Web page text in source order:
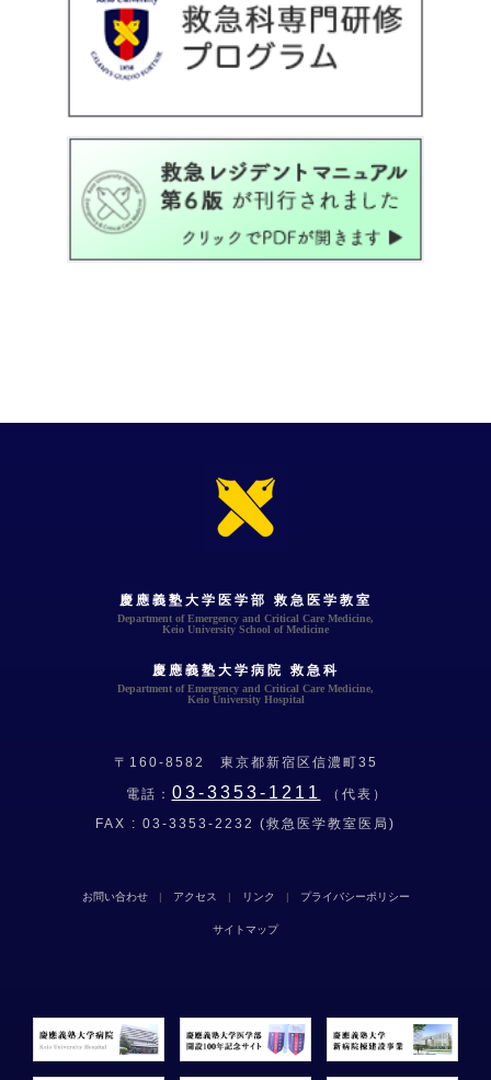
慶應義塾大学医学部 救急医学教室
Department of Emergency and Critical Care Medicine,
Keio University School of Medicine
慶應義塾大学病院 救急科
Department of Emergency and Critical Care Medicine,
Keio University Hospital
〒160-8582 東京都新宿区信濃町35
電話： 03-3353-1211
（代表）
FAX : 03-3353-2232 (救急医学教室医局)
お問い合わせ| アクセス | リンク | プライバシーポリシー
サイトマップ